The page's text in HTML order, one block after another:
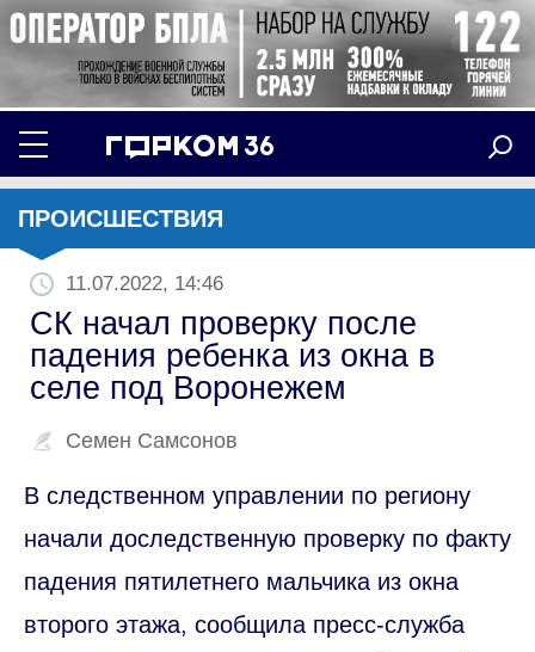
ПРОИСШЕСТВИЯ
11.07.2022, 14:46
СК начал проверку после
падения ребенка из окна в
селе под Воронежем
Семен Самсонов
В следственном управлении по региону
начали доследственную проверку по факту
падения пятилетнего мальчика из окна
второго этажа, сообщила пресс-служба